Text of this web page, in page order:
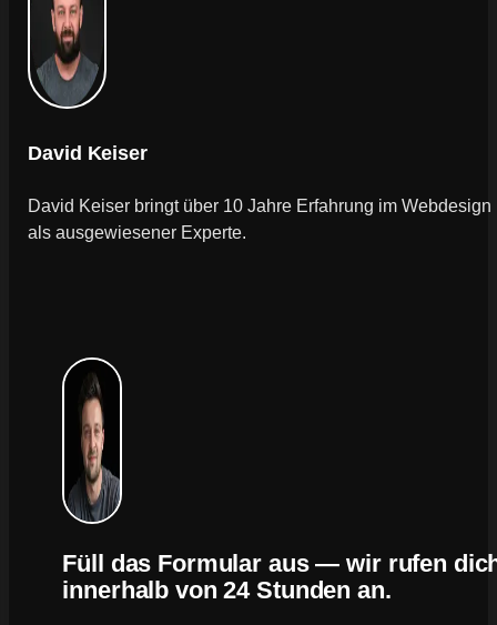
David Keiser
David Keiser bringt über 10 Jahre Erfahrung im
als ausgewiesener Experte.
Füll das Formular aus — wir rufen
innerhalb von 24 Stunden an.